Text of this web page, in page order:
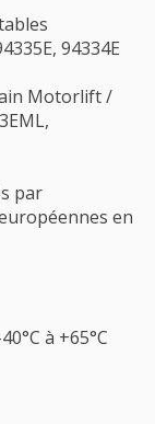
94334E
Motorlift /
par
en
à +65°C